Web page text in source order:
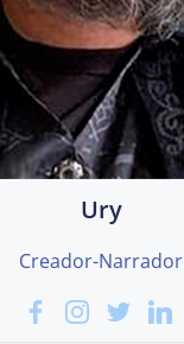
Ury
Creador-Narrador